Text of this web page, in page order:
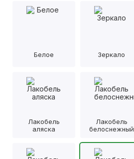
Белое Зеркало
Лакобель
аляска
Лакобель
белоснежный